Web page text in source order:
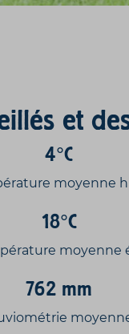
et
4°C
moyenne
18°C
moyenne
762 mm